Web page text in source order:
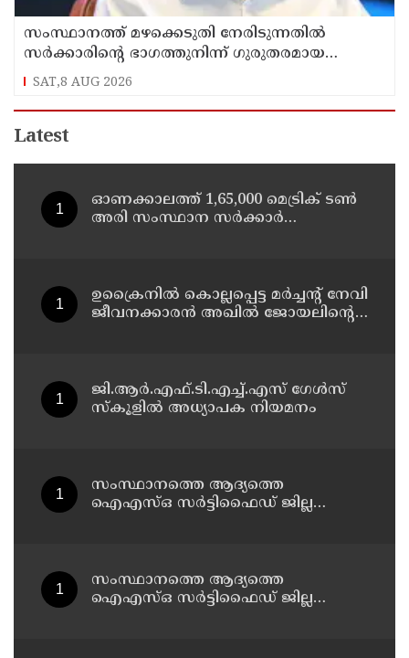
സംസ്ഥാനത്ത് മഴക്കെടുതി നേരിടുന്നതിൽ
സർക്കാരിന്റെ ഭാഗത്തുനിന്ന് ഗുരുതരമായ
വീഴ്ചയും അനാസ്ഥയുമുണ്ടായി : പ്രതിപക്ഷ
നേതാവ്
SAT,8 AUG 2026
Latest
ഓണക്കാലത്ത് 1,65,000 മെട്രിക് ടൺ
അരി സംസ്ഥാന സർക്കാർ
ജേക്കബ്
ഉക്രൈനിൽ കൊല്ലപ്പെട്ട മർച്ചന്റ് നേവി
ജീവനക്കാരൻ അഖിൽ ജോയലിന്റെ
ജി.ആർ.എഫ്.ടി.എച്ച്.എസ് ഗേൾസ്
സ്‌കൂളിൽ അധ്യാപക നിയമനം
സംസ്ഥാനത്തെ ആദ്യത്തെ
ഐഎസ്ഒ സർട്ടിഫൈഡ് ജില്ല
സംസ്ഥാനത്തെ ആദ്യത്തെ
ഐഎസ്ഒ സർട്ടിഫൈഡ് ജില്ല